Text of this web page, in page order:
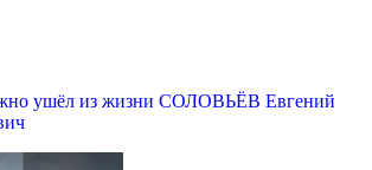
ушёл из жизни СОЛОВЬЁВ Евгений